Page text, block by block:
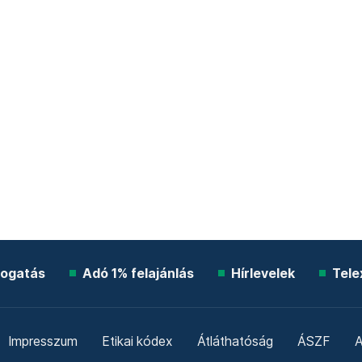
Adó 1% felajánlás Hírlevelek
Impresszum Etikai kódex Átláthatóság ÁSZF